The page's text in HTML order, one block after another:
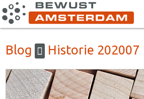
Blog Historie 202007